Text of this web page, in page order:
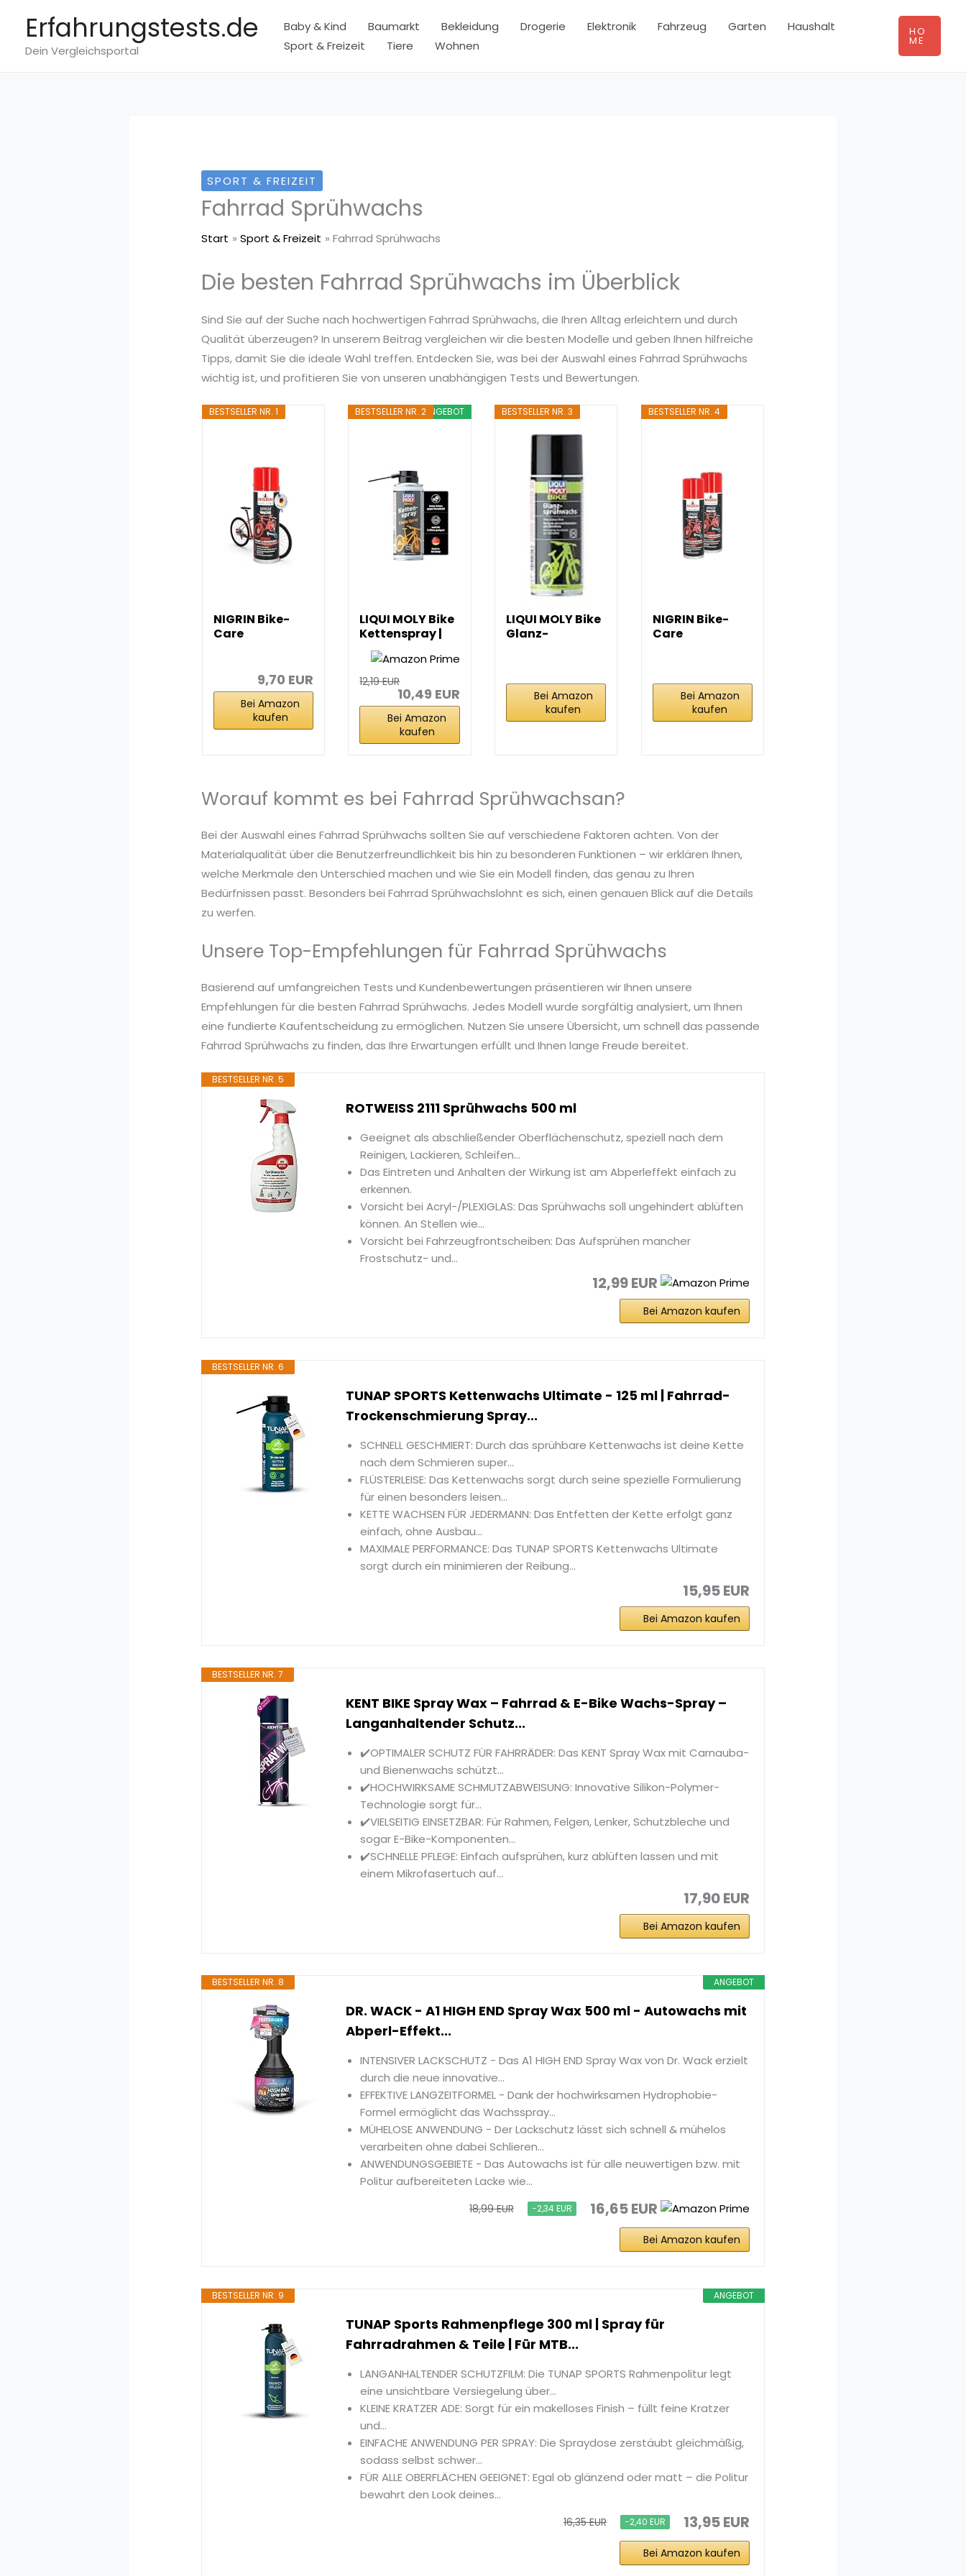
springen
Erfahrungstests.de
Dein Vergleichsportal
Baby & Kind Baumarkt Bekleidung Drogerie Elektronik Fahrzeug Garten
Haushalt
Sport & Freizeit
Tiere Wohnen
HO
ME
SPORT & FREIZEIT
Fahrrad Sprühwachs
Start Sport & Freizeit Fahrrad Sprühwachs
Die besten Fahrrad Sprühwachs im Überblick
Sind Sie auf der Suche nach hochwertigen Fahrrad Sprühwachs, die Ihren Alltag erleichtern und durch
Qualität überzeugen? In unserem Beitrag vergleichen wir die besten Modelle und geben Ihnen hilfreiche
Tipps, damit Sie die ideale Wahl treffen. Entdecken Sie, was bei der Auswahl eines Fahrrad Sprühwachs
wichtig ist, und profitieren Sie von unseren unabhängigen Tests und Bewertungen.
BESTSELLER NR. 1
NIGRIN Bike-
Care
300 ml...9,70 EUR
Bei Amazon
kaufen
ANGEBOT
BESTSELLER NR. 2
LIQUI MOLY Bike
Kettenspray |
400 ml |
Fahrrad...
12,19 EUR
10,49 EUR
Bei Amazon
kaufen
BESTSELLER NR. 3
LIQUI MOLY Bike
Glanz-
Bei Amazon
kaufen
BESTSELLER NR. 4
NIGRIN Bike-
Care
Bei Amazon
kaufen
Worauf kommt es bei Fahrrad Sprühwachsan?
Bei der Auswahl eines Fahrrad Sprühwachs sollten Sie auf verschiedene Faktoren achten. Von der
Materialqualität über die Benutzerfreundlichkeit bis hin zu besonderen Funktionen – wir erklären Ihnen,
welche Merkmale den Unterschied machen und wie Sie ein Modell finden, das genau zu Ihren
Bedürfnissen passt. Besonders bei Fahrrad Sprühwachslohnt es sich, einen genauen Blick auf die Details
zu werfen.
Unsere Top-Empfehlungen für Fahrrad Sprühwachs
Basierend auf umfangreichen Tests und Kundenbewertungen präsentieren wir Ihnen unsere
Empfehlungen für die besten Fahrrad Sprühwachs. Jedes Modell wurde sorgfältig analysiert, um Ihnen
eine fundierte Kaufentscheidung zu ermöglichen. Nutzen Sie unsere Übersicht, um schnell das passende
Fahrrad Sprühwachs zu finden, das Ihre Erwartungen erfüllt und Ihnen lange Freude bereitet.
BESTSELLER NR. 5
ROTWEISS 2111 Sprühwachs 500 ml
Geeignet als abschließender Oberflächenschutz, speziell nach dem
Reinigen, Lackieren, Schleifen...
Das Eintreten und Anhalten der Wirkung ist am Abperleffekt einfach zu
erkennen.
Vorsicht bei Acryl-/PLEXIGLAS: Das Sprühwachs soll ungehindert ablüften
können. An Stellen wie...
Vorsicht bei Fahrzeugfrontscheiben: Das Aufsprühen mancher
Frostschutz- und...
12,99 EUR
Bei Amazon kaufen
BESTSELLER NR. 6
TUNAP SPORTS Kettenwachs Ultimate - 125 ml | Fahrrad-
Trockenschmierung Spray...
SCHNELL GESCHMIERT: Durch das sprühbare Kettenwachs ist deine Kette
nach dem Schmieren super...
FLÜSTERLEISE: Das Kettenwachs sorgt durch seine spezielle Formulierung
für einen besonders leisen...
KETTE WACHSEN FÜR JEDERMANN: Das Entfetten der Kette erfolgt ganz
einfach, ohne Ausbau...
MAXIMALE PERFORMANCE: Das TUNAP SPORTS Kettenwachs Ultimate
sorgt durch ein minimieren der Reibung...
15,95 EUR
Bei Amazon kaufen
BESTSELLER NR. 7
KENT BIKE Spray Wax – Fahrrad & E-Bike Wachs-Spray –
Langanhaltender Schutz...
✔️OPTIMALER SCHUTZ FÜR FAHRRÄDER: Das KENT Spray Wax mit Carnauba-
und Bienenwachs schützt...
✔️HOCHWIRKSAME SCHMUTZABWEISUNG: Innovative Silikon-Polymer-
Technologie sorgt für...
✔️VIELSEITIG EINSETZBAR: Für Rahmen, Felgen, Lenker, Schutzbleche und
sogar E-Bike-Komponenten...
✔️SCHNELLE PFLEGE: Einfach aufsprühen, kurz ablüften lassen und mit
einem Mikrofasertuch auf...
17,90 EUR
Bei Amazon kaufen
ANGEBOT
BESTSELLER NR. 8
DR. WACK - A1 HIGH END Spray Wax 500 ml - Autowachs mit
Abperl-Effekt...
INTENSIVER LACKSCHUTZ - Das A1 HIGH END Spray Wax von Dr. Wack erzielt
durch die neue innovative...
EFFEKTIVE LANGZEITFORMEL - Dank der hochwirksamen Hydrophobie-
Formel ermöglicht das Wachsspray...
MÜHELOSE ANWENDUNG - Der Lackschutz lässt sich schnell & mühelos
verarbeiten ohne dabei Schlieren...
ANWENDUNGSGEBIETE - Das Autowachs ist für alle neuwertigen bzw. mit
Politur aufbereiteten Lacke wie...
18,99 EUR −2,34 EUR 16,65 EUR
Bei Amazon kaufen
ANGEBOT
BESTSELLER NR. 9
TUNAP Sports Rahmenpflege 300 ml | Spray für
Fahrradrahmen & Teile | Für MTB...
LANGANHALTENDER SCHUTZFILM: Die TUNAP SPORTS Rahmenpolitur legt
eine unsichtbare Versiegelung über...
KLEINE KRATZER ADE: Sorgt für ein makelloses Finish – füllt feine Kratzer
und...
EINFACHE ANWENDUNG PER SPRAY: Die Spraydose zerstäubt gleichmäßig,
sodass selbst schwer...
FÜR ALLE OBERFLÄCHEN GEEIGNET: Egal ob glänzend oder matt – die Politur
bewahrt den Look deines...
16,35 EUR −2,40 EUR 13,95 EUR
Bei Amazon kaufen